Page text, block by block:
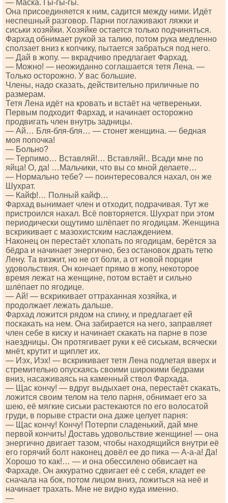
— Маска. Гы-гы-гы.
Она присоединяется к ним, садится между ними. Идёт
неспешный разговор. Парни поглаживают ляжки и
сиськи хозяйки. Хозяйке остается только подчиняться.
Фархад обнимает рукой за талию, потом рука медленно
сползает вниз к копчику, пытается забраться под него.
— Дай в жопу. — вкрадчиво предлагает Фархад.
— Можно! — неожиданно соглашается тетя Лена. —
Только осторожно. У вас большие.
Члены, надо сказать, действительно приличные по
размерам.
Тетя Лена идёт на кровать и встаёт на четвереньки.
Первым подходит Фархад, и начинает осторожно
продвигать член внутрь задницы.
— Ай… Бля-бля-бля… — стонет женщина. — бедная
моя попочка!
— Больно?
— Терпимо… Вставляй!… Вставляй!.. Всади мне по
яйца! О, да! …Мальчики, что вы со мной делаете…
— Нормально тебе? — поинтересовался нахал, он же
Шухрат.
— Кайф!… Полный кайф…
Фархад вынимает член и отходит, подрачивая. Тут же
пристроился нахал. Всё повторяется. Шухрат при этом
периодически ощутимо шлёпает по ягодицам. Женщина
вскрикивает с мазохистским наслаждением.
Наконец он перестаёт хлопать по ягодицам, берётся за
бёдра и начинает энергично, без остановок драть тетю
Лену. Та визжит, но не от боли, а от новой порции
удовольствия. Он кончает прямо в жопу, некоторое
время лежат на женщине, потом встаёт и сильно
шлёпает по ягодице.
— Ай! — вскрикивает оттраханная хозяйка, и
продолжает лежать дальше.
Фархад ложится рядом на спину, и предлагает ей
поскакать на нем. Она забирается на него, заправляет
член себе в киску и начинает скакать на парне в позе
наездницы. Он протягивает руки к её сиськам, всячески
мнёт, крутит и щиплет их.
— Иэх, Иэх! — вскрикивает тетя Лена подлетая вверх и
стремительно опускаясь своими широкими бедрами
вниз, насаживаясь на каменный ствол Фархада.
— Щас кончу! — вдруг выдыхает она, перестаёт скакать,
ложится своим телом на тело парня, обнимает его за
шею, её мягкие сиськи растекаются по его волосатой
груди, в порыве страсти она даже целует парня:
— Щас кончу! Кончу! Потерпи сладенький, дай мне
первой кончить! Доставь удовольствие женщине! — она
энергично двигает тазом, чтобы находящийся внутри её
его горячий болт наконец довёл ее до пика — А-а-а! Да!
Хорошо то как!… — и она обессилено обвисает на
Фархаде. Он аккуратно сдвигает её с себя, кладет ее
сначала на бок, потом лицом вниз, ложиться на неё и
начинает трахать. Мне не видно куда именно.
—